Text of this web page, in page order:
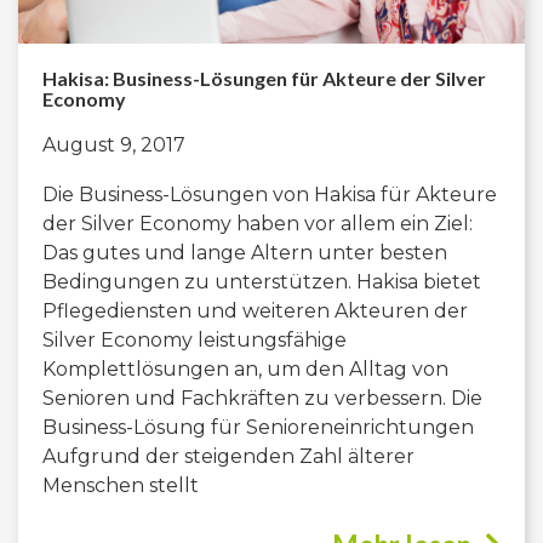
Hakisa: Business-Lösungen für Akteure der Silver
Economy
August 9, 2017
Die Business-Lösungen von Hakisa für Akteure
der Silver Economy haben vor allem ein Ziel:
Das gutes und lange Altern unter besten
Bedingungen zu unterstützen. Hakisa bietet
Pflegediensten und weiteren Akteuren der
Silver Economy leistungsfähige
Komplettlösungen an, um den Alltag von
Senioren und Fachkräften zu verbessern. Die
Business-Lösung für Senioreneinrichtungen
Aufgrund der steigenden Zahl älterer
Menschen stellt